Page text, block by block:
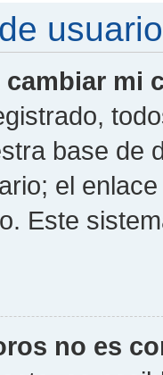
cambiar mi
base de
el
Este
no es